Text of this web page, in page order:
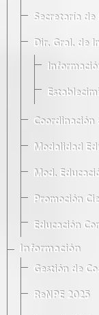
Secretaría
Dir. Gral. de
Coordinación
Modalidad
Mod.
Promoción
Educación
Información
Gestión de
ReNPE 2025